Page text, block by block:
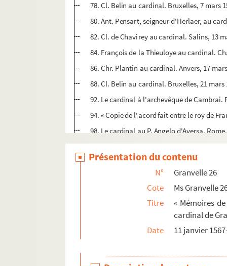
78. Cl. Belin au cardinal. Bruxelles, 7 mars
80. Ant. Pensart, seigneur d'Herlaer, au
82. Cl. de Chavirey au cardinal. Salins, 13
84. François de la Thieuloye au cardinal.
86. Chr. Plantin au cardinal. Anvers, 17
88. Cl. Belin au cardinal. Bruxelles, 21 mars
92. Le cardinal à l'archevêque de Cambrai.
94. « Copie de l'acord fait entre le roy de
98. Le cardinal au P. Angelo d'Aversa.
99. Chr. Plantin au cardinal. Anvers, 26
100. Cl. Belin au cardinal. Bruxelles, 28
102. Splinter van Hargen, seigneur
104. Le procureur de Lille Gilles Jovenel
106. Cl. Belin au cardinal. Bruxelles, 4 avril
108. Le conseiller Antoine Contault au
111. A. de La Tour, capitaine de Sainte-
Présentation du contenu
N°
Granvelle 26
Cote
Ms Granvelle
Titre
« Mémoires
cardinal de
Date
11 janvier